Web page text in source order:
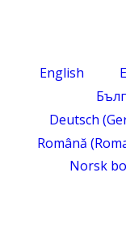
English
Deutsch (
Română (
Norsk